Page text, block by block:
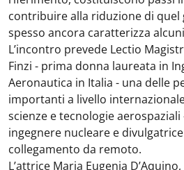
contribuire alla riduzione di
spesso ancora caratterizza
L’incontro prevede Lectio
Finzi - prima donna laureata in
Aeronautica in Italia - una delle
importanti a livello
scienze e tecnologieaerospaziali
ingegnere nucleare e
collegamento da remoto.
L’attrice Maria Eugenia